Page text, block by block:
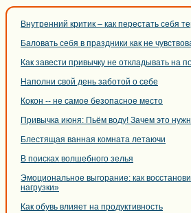
Внутренний критик – как перестать себя
Баловать себя в праздники как не
Как завести привычку не откладывать на
Наполни свой день заботой о себе
Кокон -- не самое безопасное место
Привычка июня: Пьём воду! Зачем это
Блестящая ванная комната летаючи
В поисках волшебного зелья
Эмоциональное выгорание: как
нагрузки»
Как обувь влияет на продуктивность